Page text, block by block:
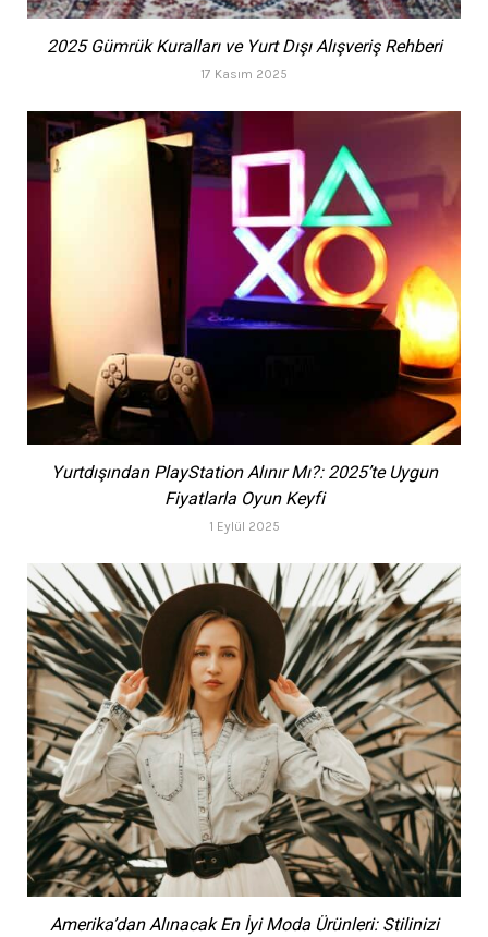
2025 Gümrük Kuralları ve Yurt Dışı Alışveriş Rehberi
17 Kasım 2025
Yurtdışından PlayStation Alınır Mı?: 2025’te Uygun
Fiyatlarla Oyun Keyfi
1 Eylül 2025
Amerika’dan Alınacak En İyi Moda Ürünleri: Stilinizi